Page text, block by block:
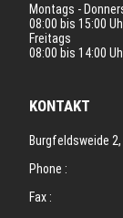
Montags -
08:00 bis 15:00
Freitags
08:00 bis 14:00
KONTAKT
Burgfeldsweide
Phone :
Fax :